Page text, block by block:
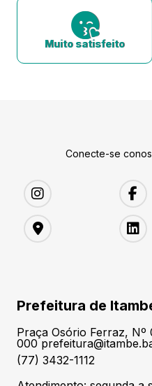
Muito satisfeito
Conecte-se
Prefeitura de
Praça Osório Ferraz, Nº
000
(77) 3432-1112